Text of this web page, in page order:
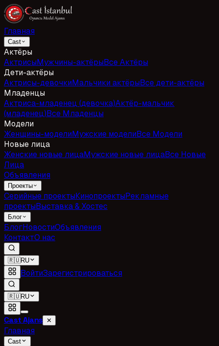
Главная
Cast
Актёры
АктрисыМужчины-актёрыВсе Актёры
Дети-актёры
Актрисы-девочкиМальчики актёрыВсе дети-актёры
Младенцы
Актриса-младенец (девочка)Актёр-мальчик
(младенец)Все Младенцы
Модели
Женщины-моделиМужские моделиВсе Модели
Новые лица
Женские новые лицаМужские новые лицаВсе Новые
Лица
Объявления
Проекты
Серийные проектыКинопроектыРекламные
проектыВыставка & Хостес
Блог
БлогНовостиОбъявления
КонтактО нас
🇷🇺RU
ВойтиЗарегистрироваться
🇷🇺RU
Cast Ajans ✕
Главная
Cast